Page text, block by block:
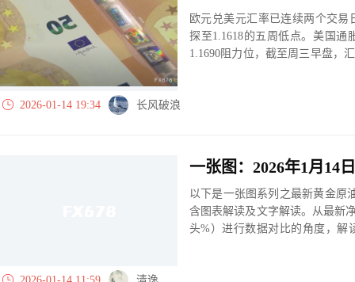
欧元兑美元汇率已连续两个交
探至1.1618的五周低点。美国
1.1690阻力位，截至周三早盘，
2026-01-14 19:34
长风破浪
以下是一张图系列之最新黄金原
含图表解读及文字解读。从最新
头%）进行数据对比的角度，解